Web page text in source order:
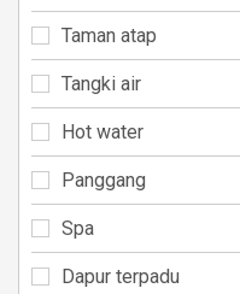
Taman atap
Tangki air
Hot water
Panggang
Spa
Dapur terpadu